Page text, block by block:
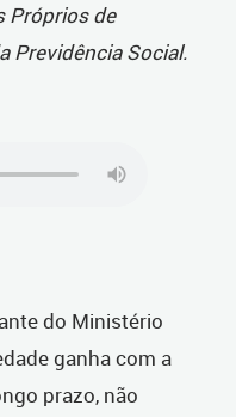
Próprios de
Previdência Social.
do Ministério
ganha com a
prazo, não